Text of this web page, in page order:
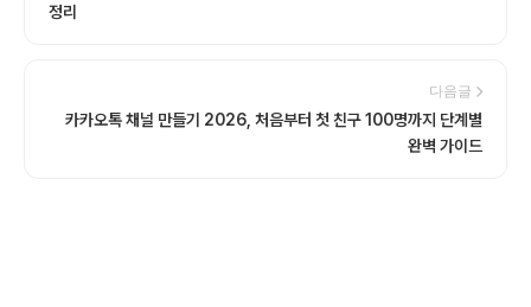
정리
다음글
카카오톡 채널 만들기 2026, 처음부터 첫 친구 100명까지 단계별
완벽 가이드